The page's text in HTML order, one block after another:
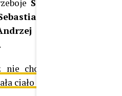
Seweryna
Krajewskiego
Lampert
nie chcę tak żyć” –
ciało i wyznała prawdę o